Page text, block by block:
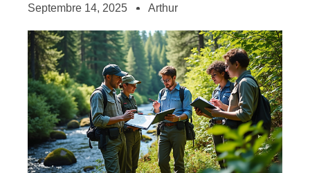
Septembre 14, 2025 Arthur